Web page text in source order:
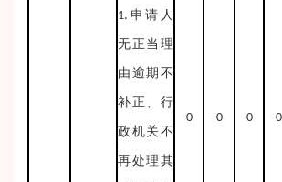
1.申请人
无正当理
由逾期不
补正、行
政机关不
再处理其
0 0 0 0